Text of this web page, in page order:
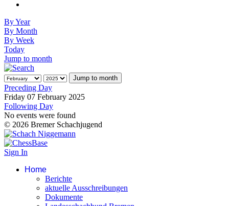
By Year
By Month
By Week
Today
Jump to month
Jump to month
Preceding Day
Friday 07 February 2025
Following Day
No events were found
© 2026 Bremer Schachjugend
Sign In
Home
Berichte
aktuelle Ausschreibungen
Dokumente